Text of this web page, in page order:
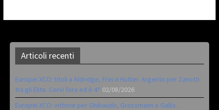
Articoli recenti
Europei XCO: titoli a Aldridge, Frei e Hutter. Argento per Zanotti
tra gli Elite. Corvi fora ed è 4^ 02/08/2026
Europei XCO: vittorie per Ghibaudo, Grossmann e Gallis.